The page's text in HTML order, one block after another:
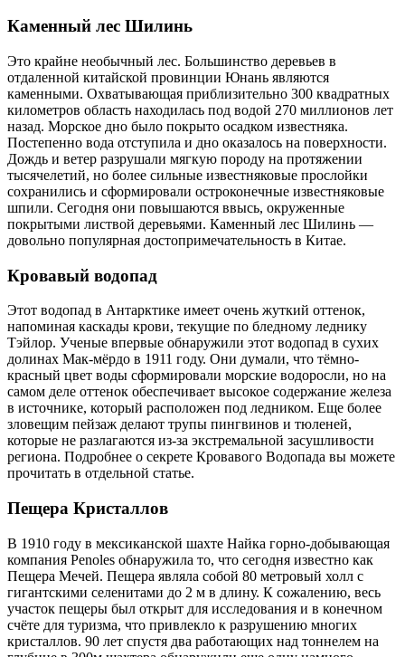
Каменный лес Шилинь
Это крайне необычный лес. Большинство деревьев в
отдаленной китайской провинции Юнань являются
каменными. Охватывающая приблизительно 300 квадратных
километров область находилась под водой 270 миллионов лет
назад. Морское дно было покрыто осадком известняка.
Постепенно вода отступила и дно оказалось на поверхности.
Дождь и ветер разрушали мягкую породу на протяжении
тысячелетий, но более сильные известняковые прослойки
сохранились и сформировали остроконечные известняковые
шпили. Сегодня они повышаются ввысь, окруженные
покрытыми листвой деревьями. Каменный лес Шилинь —
довольно популярная достопримечательность в Китае.
Кровавый водопад
Этот водопад в Антарктике имеет очень жуткий оттенок,
напоминая каскады крови, текущие по бледному леднику
Тэйлор. Ученые впервые обнаружили этот водопад в сухих
долинах Мак-мёрдо в 1911 году. Они думали, что тёмно-
красный цвет воды сформировали морские водоросли, но на
самом деле оттенок обеспечивает высокое содержание железа
в источнике, который расположен под ледником. Еще более
зловещим пейзаж делают трупы пингвинов и тюленей,
которые не разлагаются из-за экстремальной засушливости
региона. Подробнее о секрете Кровавого Водопада вы можете
прочитать в отдельной статье.
Пещера Кристаллов
В 1910 году в мексиканской шахте Найка горно-добывающая
компания Penoles обнаружила то, что сегодня известно как
Пещера Мечей. Пещера являла собой 80 метровый холл с
гигантскими селенитами до 2 м в длину. К сожалению, весь
участок пещеры был открыт для исследования и в конечном
счёте для туризма, что привлекло к разрушению многих
кристаллов. 90 лет спустя два работающих над тоннелем на